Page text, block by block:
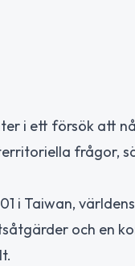
i ett försök att
frågor,
i Taiwan,
och en